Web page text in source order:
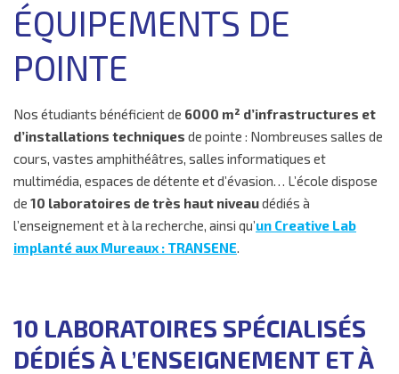
ENTREPRISE ▼
INTERNATIONAL ▼
VIE ÉTUDIANTE ▼
ÉQUIPEMENTS DE
POINTE
Nos étudiants bénéficient de 6000 m² d’infrastructures et
d’installations techniques de pointe : Nombreuses salles de
cours, vastes amphithéâtres, salles informatiques et
multimédia, espaces de détente et d’évasion… L’école dispose
de 10 laboratoires de très haut niveaudédiés à
l’enseignement et à la recherche, ainsi qu’un Creative Lab
implanté aux Mureaux : TRANSENE.
10 LABORATOIRES SPÉCIALISÉS
DÉDIÉS À L’ENSEIGNEMENT ET À